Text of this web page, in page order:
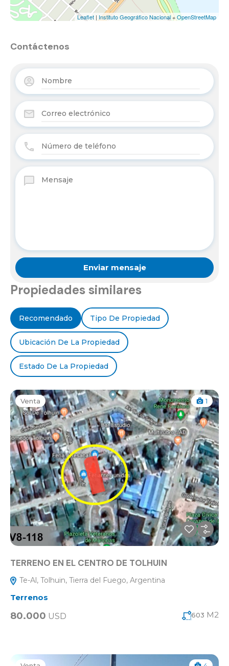
Leaflet | Instituto Geográfico Nacional+OpenStreetMap
Contáctenos
Propiedades similares
Recomendado Tipo De Propiedad
Ubicación De La Propiedad
Estado De La Propiedad
Venta 1
TERRENO EN EL CENTRO DE TOLHUIN
Te-Al, Tolhuin, Tierra del Fuego, Argentina
Terrenos
80.000 USD 603 M2